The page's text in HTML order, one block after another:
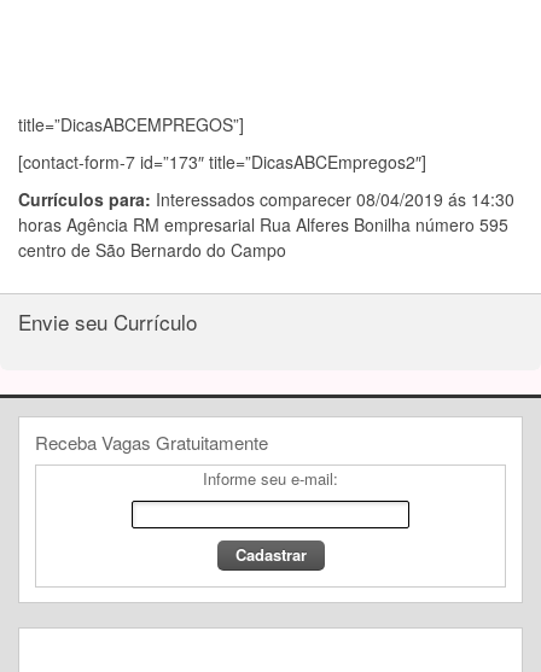
title=”DicasABCEMPREGOS”]
[contact-form-7 id=”173″ title=”DicasABCEmpregos2″]
Currículos para: Interessados comparecer 08/04/2019 ás 14:30
horas Agência RM empresarial Rua Alferes Bonilha número 595
centro de São Bernardo do Campo
Envie seu Currículo
Receba Vagas Gratuitamente
Informe seu e-mail: